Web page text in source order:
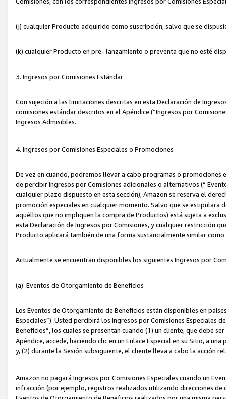
(j) cualquier Producto adquirido como suscripción, salvo que se
(k) cualquier Producto en pre- lanzamiento o preventa que no esté
3. Ingresos por Comisiones Estándar
Con sujeción a las limitaciones descritas en esta Declaración de
comisiones estándar descritos en el Apéndice (“Ingresos por
Ingresos Admisibles.
4. Ingresos por Comisiones Especiales o Promociones
De vez en cuando, podremos llevar a cabo programas o
de percibir Ingresos por Comisiones adicionales o alternativos (“
cualquier plazo dispuesto en esta sección), Amazon se reserva el
promoción especiales en cualquier momento. Salvo que se
aquéllos que no impliquen la compra de Productos) está sujeta a
esta Declaración de Ingresos por Comisiones, y cualquier restricción
Producto aplicará también de una forma sustancialmente similar
Actualmente se encuentran disponibles los siguientes Ingresos por
(a) Eventos de Otorgamiento de Beneficios
Los Eventos de Otorgamiento de Beneficios están disponibles en
Especiales”). Usted percibirá los Ingresos por Comisiones Especiales
Beneficios”, los cuales se presentan cuando (1) un cliente, que debe
Apéndice, accede, haciendo clic en un Enlace Especial en su Sitio, a
y, (2) durante la Sesión subsiguiente, el cliente lleva a cabo la acción
Amazon no pagará Ingresos por Comisiones Especiales cuando un
infracción (por ejemplo, registros realizados utilizando direcciones